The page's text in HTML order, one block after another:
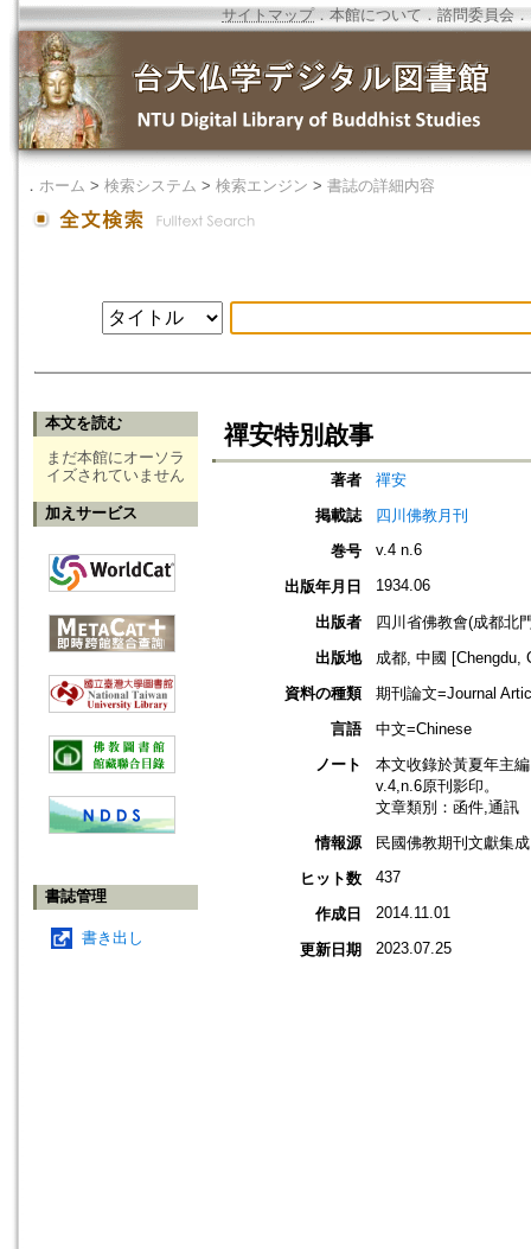
サイトマップ．本館について ． 諮問委員会 ．
． ホーム > 検索システム > 検索エンジン > 書誌の詳細内容
本文を読む
まだ本館にオーソラ
イズされていません
加えサービス
書誌管理
書き出し
禪安特別啟事
著者
禪安
掲載誌
四川佛教月刊
巻号
v.4 n.6
出版年月日 1934.06
出版者
四川省佛教會(成都北
出版地
成都, 中國 [Chengdu,
資料の種類
期刊論文=Journal
言語
中文=Chinese
ノート
本文收錄於黃夏年主
v.4,n.6原刊影印。
文章類別：函件,通訊
情報源
民國佛教期刊文獻集
ヒット数
437
作成日 2014.11.01
更新日期 2023.07.25